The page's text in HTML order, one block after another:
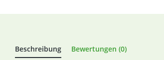
Beschreibung Bewertungen (0)